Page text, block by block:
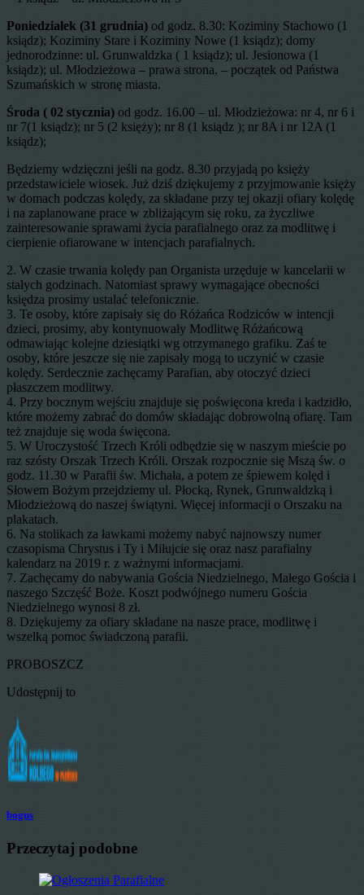
Poniedziałek (31 grudnia) od godz. 8.30: Koziminy Stachowo (1
ksiądz); Koziminy Stare i Koziminy Nowe (1 ksiądz); domy
jednorodzinne: ul. Grunwaldzka ( 1 ksiądz); ul. Jesionowa (1
ksiądz); ul. Młodzieżowa – prawa strona, – początek od Państwa
Szumańskich w stronę miasta.
Środa ( 02 stycznia) od godz. 16.00 – ul. Młodzieżowa: nr 4, nr 6 i
nr 7(1 ksiądz); nr 5 (2 księży); nr 8 (1 ksiądz ); nr 8A i nr 12A (1
ksiądz);
Będziemy wdzięczni jeśli na godz. 8.30 przyjadą po księży
przedstawiciele wiosek. Już dziś dziękujemy z przyjmowanie księży
w domach podczas kolędy, za składane przy tej okazji ofiary kolędę
i na zaplanowane prace w zbliżającym się roku, za życzliwe
zainteresowanie sprawami życia parafialnego oraz za modlitwę i
cierpienie ofiarowane w intencjach parafialnych.
2. W czasie trwania kolędy pan Organista urzęduje w kancelarii w
stałych godzinach. Natomiast sprawy wymagające obecności
księdza prosimy ustalać telefonicznie.
3. Te osoby, które zapisały się do Różańca Rodziców w intencji
dzieci, prosimy, aby kontynuowały Modlitwę Różańcową
odmawiając kolejne dziesiątki wg otrzymanego grafiku. Zaś te
osoby, które jeszcze się nie zapisały mogą to uczynić w czasie
kolędy. Serdecznie zachęcamy Parafian, aby otoczyć dzieci
płaszczem modlitwy.
4. Przy bocznym wejściu znajduje się poświęcona kreda i kadzidło,
które możemy zabrać do domów składając dobrowolną ofiarę. Tam
też znajduje się woda święcona.
5. W Uroczystość Trzech Króli odbędzie się w naszym mieście po
raz szósty Orszak Trzech Króli. Orszak rozpocznie się Mszą św. o
godz. 11.30 w Parafii św. Michała, a potem ze śpiewem kolęd i
Słowem Bożym przejdziemy ul. Płocką, Rynek, Grunwaldzką i
Młodzieżową do naszej świątyni. Więcej informacji o Orszaku na
plakatach.
6. Na stolikach za ławkami możemy nabyć najnowszy numer
czasopisma Chrystus i Ty i Miłujcie się oraz nasz parafialny
kalendarz na 2019 r. z ważnymi informacjami.
7. Zachęcamy do nabywania Gościa Niedzielnego, Małego Gościa i
naszego Szczęść Boże. Koszt podwójnego numeru Gościa
Niedzielnego wynosi 8 zł.
8. Dziękujemy za ofiary składane na nasze prace, modlitwę i
wszelką pomoc świadczoną parafii.
PROBOSZCZ
Udostępnij to
bogus
Przeczytaj podobne